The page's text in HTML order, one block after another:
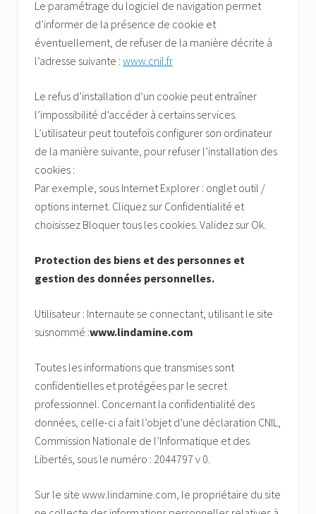
Le paramétrage du logiciel de navigation permet
d’informer de la présence de cookie et
éventuellement, de refuser de la manière décrite à
l’adresse suivante : www.cnil.fr
Le refus d’installation d’un cookie peut entraîner
l’impossibilité d’accéder à certains services.
L’utilisateur peut toutefois configurer son ordinateur
de la manière suivante, pour refuser l’installation des
cookies :
Par exemple, sous Internet Explorer : onglet outil /
options internet. Cliquez sur Confidentialité et
choisissez Bloquer tous les cookies. Validez sur Ok.
Protection des biens et des personnes et
gestion des données personnelles.
Utilisateur : Internaute se connectant, utilisant le site
susnommé :www.lindamine.com
Toutes les informations que transmises sont
confidentielles et protégées par le secret
professionnel. Concernant la confidentialité des
données, celle-ci a fait l’objet d’une déclaration CNIL,
Commission Nationale de l’Informatique et des
Libertés, sous le numéro : 2044797 v 0.
Sur le site www.lindamine.com, le propriétaire du site